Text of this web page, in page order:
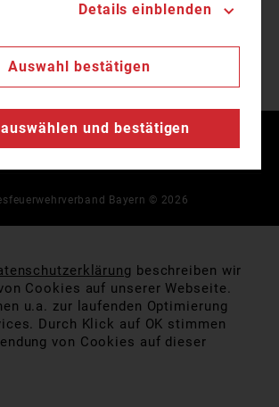
Impressum Datenschutz
Bayern © 2026
Details einblenden
Auswahl bestätigen
und bestätigen
beschreiben wir
Cookies auf unserer Webseite.
u.a. zur laufenden Optimierung
Durch Klick auf OK stimmen
von Cookies auf dieser